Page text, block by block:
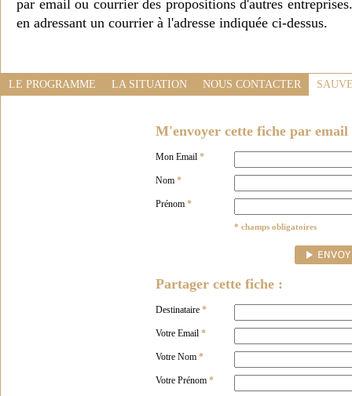
par email ou courrier des propositions d'autres
en adressant un courrier à l'adresse indiquée ci-dessus.
LE PROGRAMME LA SITUATION NOUS CONTACTER
M'envoyer cette fiche par email
Mon Email *
Nom *
Prénom *
* champs obligatoires
Partager cette fiche :
Destinataire *
Votre Email *
Votre Nom *
Votre Prénom *